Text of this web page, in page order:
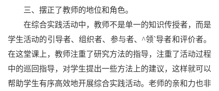
三、摆正了教师的地位和角色。
在综合实践活动中，教师不是单一的知识传授者，而是
学生活动的引导者、组织者、参与者、^领`导者和评价者。
在这堂课上，教师注重了研究方法的指导，注重了活动过程
中的巡回指导，对学生提出一些方法上的建议，这样就可以
帮助学生有序高效地开展综合实践活动。老师的亲和力也非